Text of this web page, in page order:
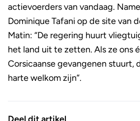
actievoerders van vandaag.
Dominique Tafani op de site van
Matin: “De regering huurt
het land uit te zetten. Als ze ons
Corsicaanse gevangenen stuurt,
harte welkom zijn”.